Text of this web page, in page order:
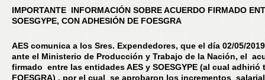
IMPORTANTE INFORMACIÓN SOBRE ACUERDO FIRMADO
SOESGYPE, CON ADHESIÓN DE FOESGRA
AES comunica a los Sres. Expendedores, que el día 02/05/
ante el Ministerio de Producción y Trabajo de la Nación, el
firmado entre las entidades AES y SOESGYPE (al cual adhirió
FOESGRA) , por el cual se aprobaron los incrementos